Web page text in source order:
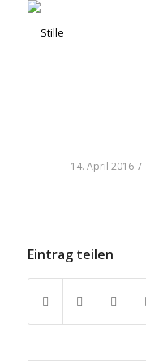
14. April 2016 /
Eintrag teilen